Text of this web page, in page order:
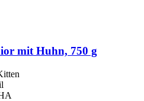
mit Huhn, 750 g